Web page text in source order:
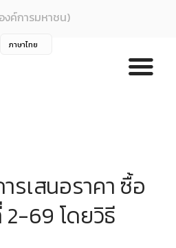
งค์การมหาชน)
รเสนอราคา ซื้อ
69 โดยวิธี